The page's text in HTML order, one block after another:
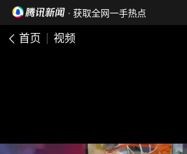
· 获取全网一手热点
首页 视频